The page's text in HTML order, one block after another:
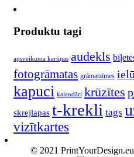
Produktu tagi
apsveikuma kartiņas audekls
fotogrāmatas grāmatzīmes
kapuci kalendāri krūzītes
skrejlapas t-krekli tags
vizītkartes
© 2021 PrintYourDesign.eu